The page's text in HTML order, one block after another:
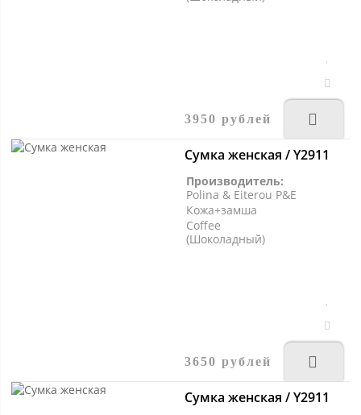
3950 рублей
Сумка женская / Y2911
Производитель:
Polina & Eiterou P&E
Кожа+замша
Coffee
(Шоколадный)
3650 рублей
Сумка женская / Y2911